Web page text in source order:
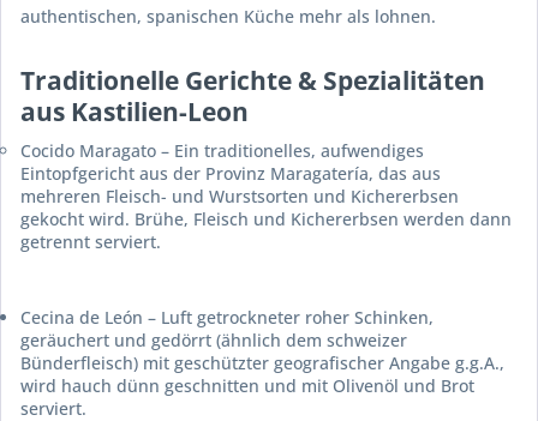
authentischen, spanischen Küche mehr als lohnen.
Traditionelle Gerichte & Spezialitäten
aus Kastilien-Leon
Cocido Maragato – Ein traditionelles, aufwendiges
Eintopfgericht aus der Provinz Maragatería, das aus
mehreren Fleisch- und Wurstsorten und Kichererbsen
gekocht wird. Brühe, Fleisch und Kichererbsen werden dann
getrennt serviert.
Cecina de León – Luft getrockneter roher Schinken,
geräuchert und gedörrt (ähnlich dem schweizer
Bünderfleisch) mit geschützter geografischer Angabe g.g.A.,
wird hauch dünn geschnitten und mit Olivenöl und Brot
serviert.